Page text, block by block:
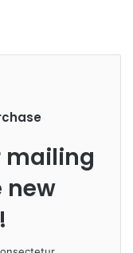
mailing
new